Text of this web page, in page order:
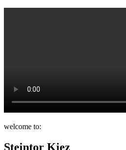
welcome to:
Steintor Kiez